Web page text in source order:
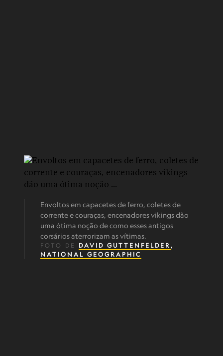
Envoltos em capacetes de ferro, coletes de
corrente e couraças, encenadores vikings dão
uma ótima noção de como esses antigos
corsários aterrorizam as vítimas.
FOTO DE DAVID GUTTENFELDER ,
NATIONAL GEOGRAPHIC